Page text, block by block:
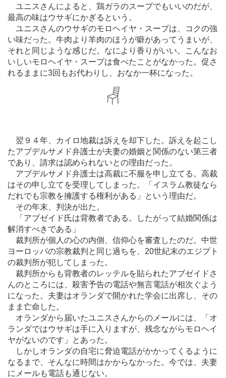
ユニスさんによると、鶏ガラのスープでもいいのだが、
最高の味はウサギにかぎるという。
ユニスさんのウサギのモロヘイヤ・スープは、コクの強
い味だった。牛肉より羊肉のほうが癖があってうまいが、
それと同じような感じだ。なにより香りがいい。こんなお
いしいモロヘイヤ・スープは食べたことがなかった。促さ
れるままに3回もお代わりし、おなか一杯になった。
翌９４年、カイロ地裁は訴えを却下した。訴えを起こし
たアブデルサメド弁護士が夫妻の婚姻と関係のない第三者
であり、請求は認められないとの理由だった。
アブデルサメド弁護士は高裁に不服を申し立てる。高裁
はその申し立てを受理してしまった。「イスラム教徒なら
だれでも宗教を擁護する権利がある」という理由だ。
その年末、判決が出た。
「アブゼイド氏は背教者である。したがって結婚関係は
解消すべきである」
裁判所が個人の心の内側、信仰心を審査したのだ。中世
ヨーロッパの宗教裁判と同じ過ちを、20世紀末のエジプト
の裁判所が犯してしまった。
裁判所からも背教者のレッテルを貼られたアブゼイドさ
んのところには、殺害予告の電話や無言電話が相次ぐよう
になった。夫妻はオランダで開かれた学会に出席し、その
まま亡命した。
オランダから届いたユニスさんからのメールには、「オ
ランダではウサギは手に入りますが、残念ながらモロヘイ
ヤがないのです」とあった。
しかしオランダの自宅に脅迫電話がかかってくるように
なるまで、そんなに時間はかからなかった。今では、夫妻
にメールも電話も通じない。